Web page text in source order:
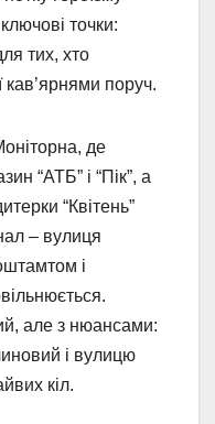
точки:
тих, хто
кав’ярнями поруч.
де
“АТБ” і “Пік”, а
“Квітень”
– вулиця
і
але з нюансами:
і вулицю
кіл.